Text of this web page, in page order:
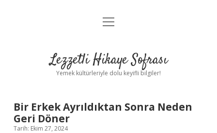
Anasayfa
Yasal Uyarı
menüyü
Lezzetli Hikaye Sofrası
Yemek kültürleriyle dolu keyifli bilgiler!
Bir Erkek Ayrıldıktan Sonra Neden
Geri Döner
Tarih: Ekim 27, 2024